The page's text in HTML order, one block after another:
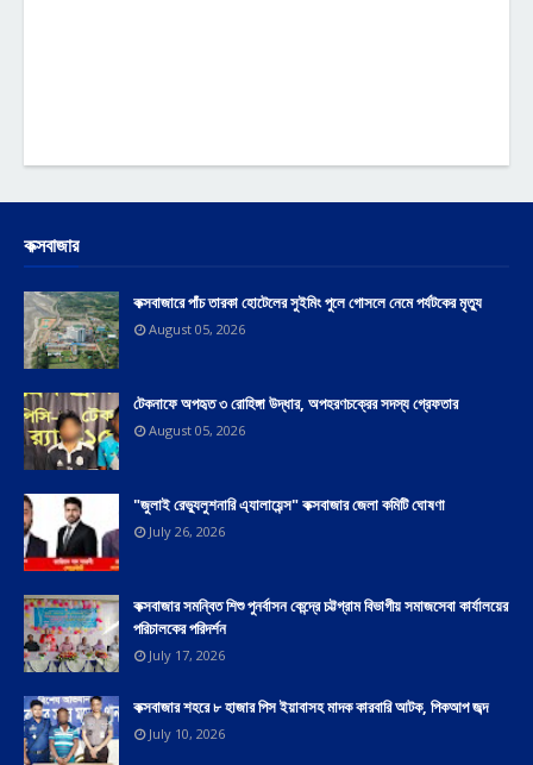
কক্সবাজার
কক্সবাজারে পাঁচ তারকা হোটেলের সুইমিং পুলে গোসলে নেমে পর্যটকের মৃত্যু
August 05, 2026
টেকনাফে অপহৃত ৩ রোহিঙ্গা উদ্ধার, অপহরণচক্রের সদস্য গ্রেফতার
August 05, 2026
"জুলাই রেভ্যুলুশনারি এ্যালায়েন্স" কক্সবাজার জেলা কমিটি ঘোষণা
July 26, 2026
কক্সবাজার সমন্বিত শিশু পুনর্বাসন কেন্দ্রে চট্টগ্রাম বিভাগীয় সমাজসেবা কার্যালয়ের
পরিচালকের পরিদর্শন
July 17, 2026
কক্সবাজার শহরে ৮ হাজার পিস ইয়াবাসহ মাদক কারবারি আটক, পিকআপ জব্দ
July 10, 2026